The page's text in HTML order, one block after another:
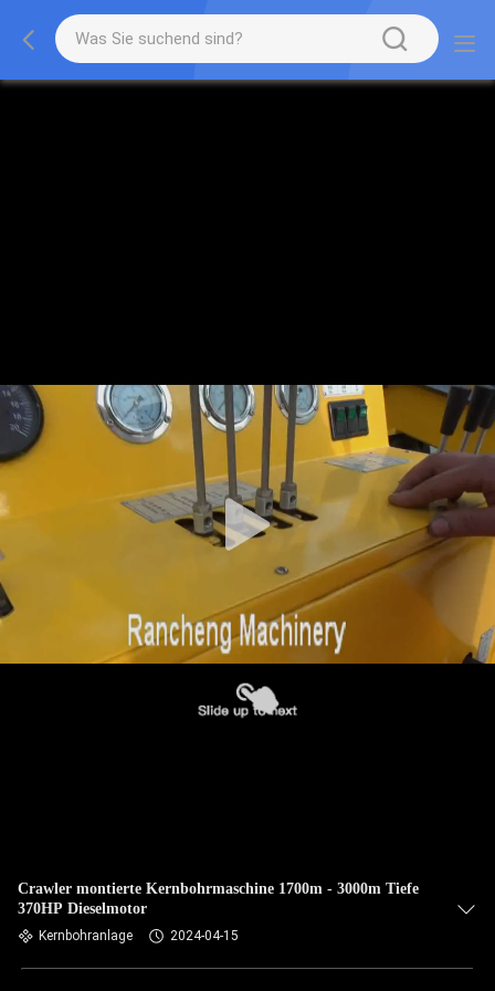
Crawler montierte Kernbohrmaschine 1700m - 3000m Tiefe
370HP Dieselmotor
Kernbohranlage 2024-04-15